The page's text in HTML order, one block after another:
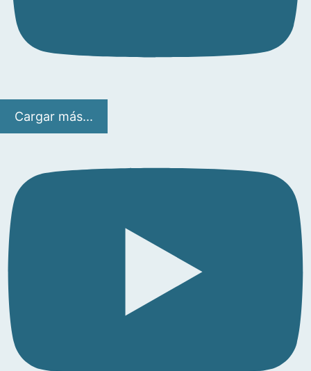
Cargar más...